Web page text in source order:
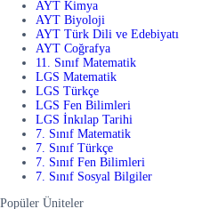
AYT Kimya
AYT Biyoloji
AYT Türk Dili ve Edebiyatı
AYT Coğrafya
11. Sınıf Matematik
LGS Matematik
LGS Türkçe
LGS Fen Bilimleri
LGS İnkılap Tarihi
7. Sınıf Matematik
7. Sınıf Türkçe
7. Sınıf Fen Bilimleri
7. Sınıf Sosyal Bilgiler
Popüler Üniteler